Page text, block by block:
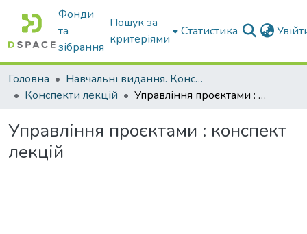
Фонди
та
зібрання
Пошук за
критеріями
Статистика
Головна
Навчальні видання. Конспекти лекцій
Конспекти лекцій
Управління проєктами : конспект лекцій
Управління проєктами : конспект
лекцій